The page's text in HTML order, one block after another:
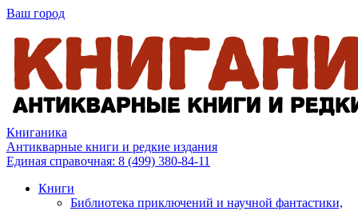
Ваш город
Книганика
Антикварные книги и редкие издания
Единая справочная: 8 (499) 380-84-11
Книги
Библиотека приключений и научной фантастики,